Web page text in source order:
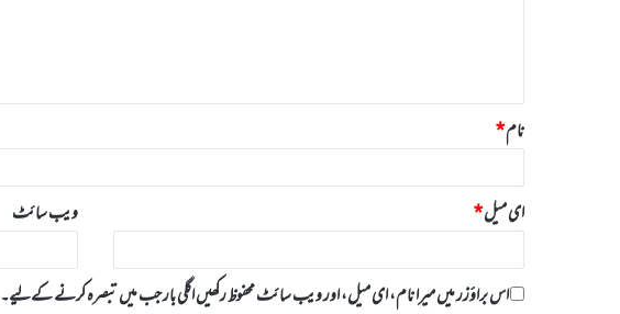
نام*
ای میل* ویب‌ سائٹ
اس براؤزر میں میرا نام، ای میل، اور ویب سائٹ محفوظ رکھیں اگلی بار جب میں تبصرہ کرنے کےلیے۔